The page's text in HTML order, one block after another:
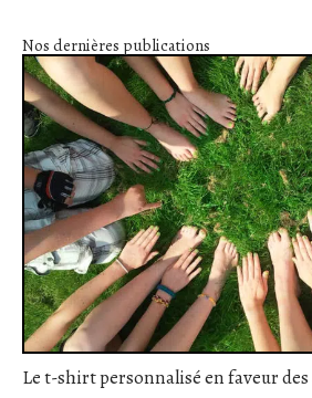
Nos dernières publications
Le t-shirt personnalisé en faveur